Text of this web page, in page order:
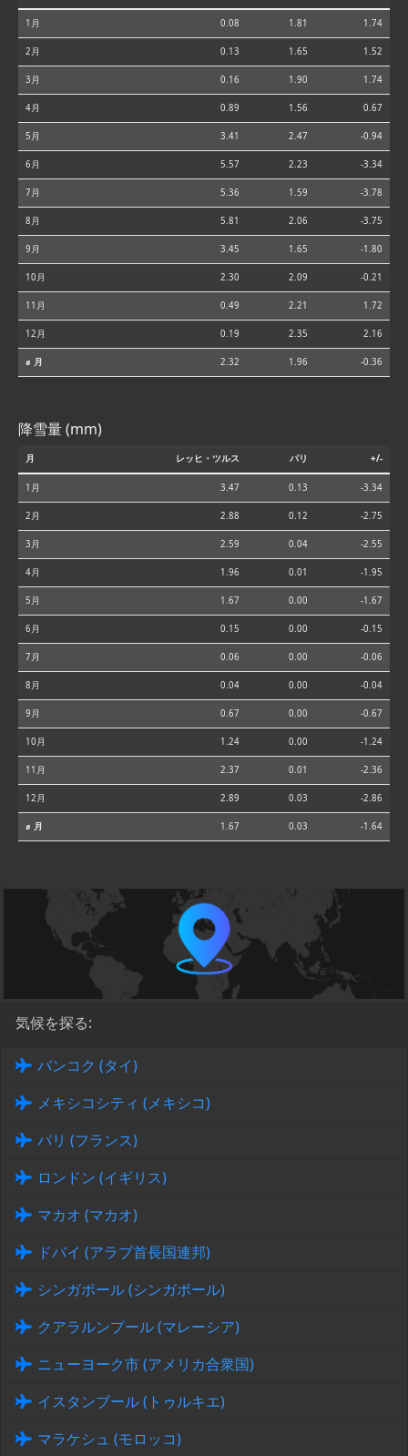
1月 0.08 1.81 1.74
2月 0.13 1.65 1.52
3月 0.16 1.90 1.74
4月 0.89 1.56 0.67
5月 3.41 2.47 -0.94
6月 5.57 2.23 -3.34
7月 5.36 1.59 -3.78
8月 5.81 2.06 -3.75
9月 3.45 1.65 -1.80
10月 2.30 2.09 -0.21
11月 0.49 2.21 1.72
12月 0.19 2.35 2.16
⌀ 月 2.32 1.96 -0.36
降雪量 (mm)
月 レッヒ・ツルス パリ +/-
1月 3.47 0.13 -3.34
2月 2.88 0.12 -2.75
3月 2.59 0.04 -2.55
4月 1.96 0.01 -1.95
5月 1.67 0.00 -1.67
6月 0.15 0.00 -0.15
7月 0.06 0.00 -0.06
8月 0.04 0.00 -0.04
9月 0.67 0.00 -0.67
10月 1.24 0.00 -1.24
11月 2.37 0.01 -2.36
12月 2.89 0.03 -2.86
⌀ 月 1.67 0.03 -1.64
気候を探る:
バンコク (タイ)
メキシコシティ (メキシコ)
パリ (フランス)
ロンドン (イギリス)
マカオ (マカオ)
ドバイ (アラブ首長国連邦)
シンガポール (シンガポール)
クアラルンプール (マレーシア)
ニューヨーク市 (アメリカ合衆国)
イスタンブール (トゥルキエ)
マラケシュ (モロッコ)